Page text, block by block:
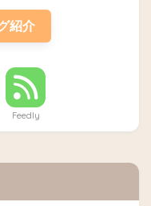
紹介
Feedly